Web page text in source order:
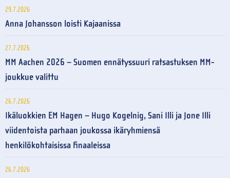
29.7.2026
Anna Johansson loisti Kajaanissa
27.7.2026
MM Aachen 2026 – Suomen ennätyssuuri ratsastuksen MM-
joukkue valittu
26.7.2026
Ikäluokkien EM Hagen – Hugo Kogelnig, Sani Illi ja Jone Illi
viidentoista parhaan joukossa ikäryhmiensä
henkilökohtaisissa finaaleissa
26.7.2026